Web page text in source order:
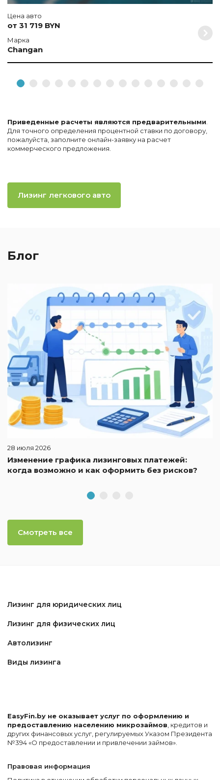
Цена авто
от 31 719 BYN
Марка
Changan
Приведенные расчеты являются предварительными.
Для точного определения процентной ставки по договору,
пожалуйста, заполните онлайн-заявку на расчет
коммерческого предложения.
Лизинг легкового авто
Блог
28 июля 2026
Изменение графика лизинговых платежей:
когда возможно и как оформить без рисков?
Смотреть все
Лизинг для юридических лиц
Лизинг для физических лиц
Автолизинг
Виды лизинга
EasyFin.by не оказывает услуг по оформлению и
предоставлению населению микрозаймов, кредитов и
других финансовых услуг, регулируемых Указом Президента
№394 «О предоставлении и привлечении займов».
Правовая информация